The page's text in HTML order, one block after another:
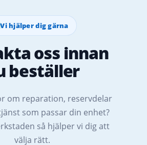
Vi hjälper dig gärna
oss innan
beställer
om reparation, reservdelar
som passar din enhet?
så hjälper vi dig att
välja rätt.